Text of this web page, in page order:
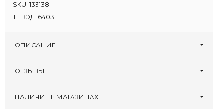
SKU: 133138
ТНВЭД: 6403
ОПИСАНИЕ
ОТЗЫВЫ
Оставьте первый отзыв!
НАЛИЧИЕ В МАГАЗИНАХ